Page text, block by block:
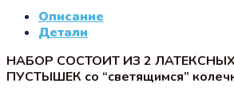
Описание
Детали
НАБОР СОСТОИТ ИЗ 2
ПУСТЫШЕК со “светящимся”